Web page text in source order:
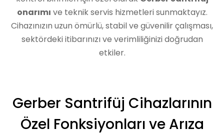
onarımı ve teknik servis hizmetleri sunmaktayız.
Cihazınızın uzun ömürlü, stabil ve güvenilir çalışması,
sektördeki itibarınızı ve verimliliğinizi doğrudan
etkiler.
Gerber Santrifüj Cihazlarının
Özel Fonksiyonları ve Arıza